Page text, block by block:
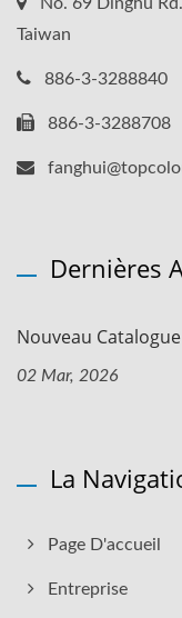
No. 69 Dinghu
Taiwan
886-3-3288840
886-3-3288708
Dernières
Nouveau Catalogue
02 Mar, 2026
La
Page D'accueil
Entreprise